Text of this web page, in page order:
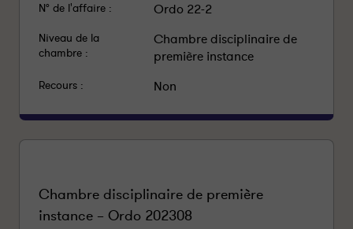
N° de l'affaire : Ordo 22-2
Niveau de la
chambre :
Chambre disciplinaire de
première instance
Recours : Non
Chambre disciplinaire de première
instance – Ordo 202308